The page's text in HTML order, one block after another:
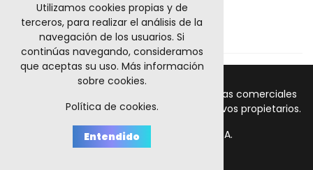
Métodos De Pago
© 2011-2024 Retrocables. Los logos y marcas comerciales
mencionadas corresponden a sus respectivos propietarios.
Todos los precios incluyen I.V.A.
Utilizamos cookies propias y de
terceros, para realizar el análisis de la
navegación de los usuarios. Si
continúas navegando, consideramos
que aceptas su uso. Más información
sobre cookies.
Política de cookies.
Entendido